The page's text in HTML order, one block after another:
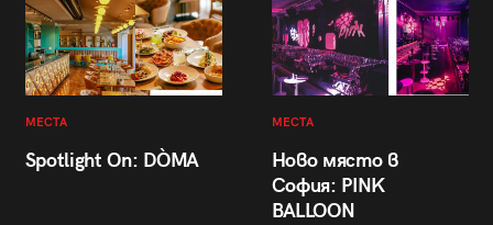
МЕСТА
Spotlight On: DÒMA
МЕСТА
Ново място в
София: PINK
BALLOON